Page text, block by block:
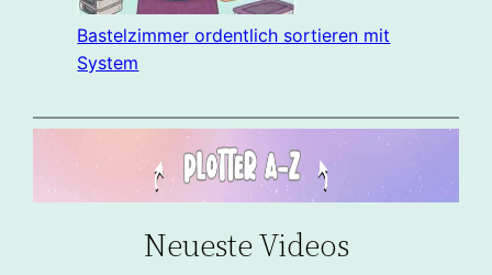
Bastelzimmer ordentlich sortieren mit
System
Neueste Videos